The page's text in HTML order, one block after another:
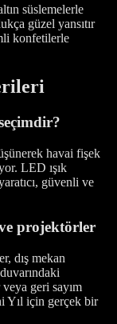
süslemelerle
güzel yansıtır
konfetilerle
havai fişek
LED ışık
güvenli ve
projektörler
dış mekan
geri sayım
Yıl için gerçek bir